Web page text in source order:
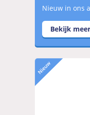
Nieuw in ons
Bekijk meer